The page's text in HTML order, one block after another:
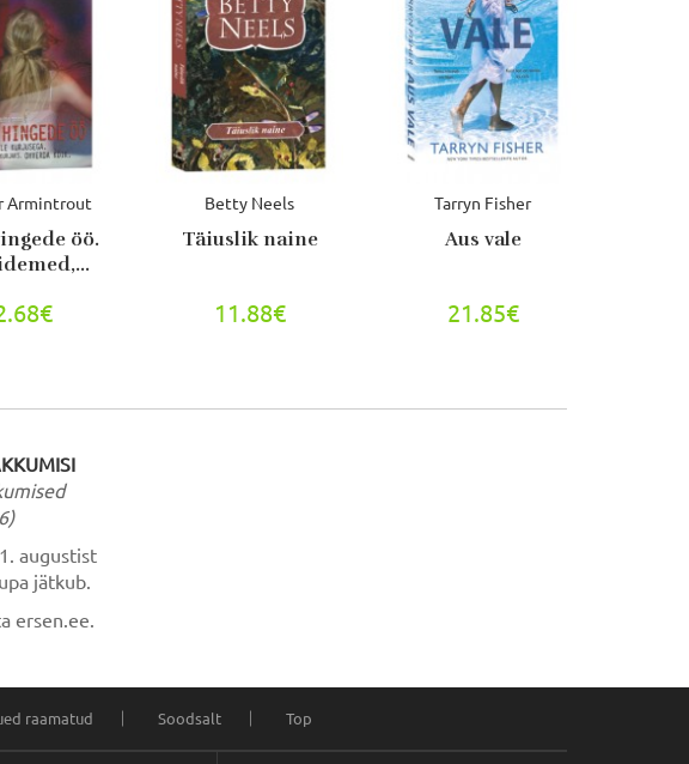
Armintrout
öö.
Betty Neels
Täiuslik naine
11.88€
Tarryn Fisher
Aus vale
21.85€
augustist
jätkub.
ersen.ee.
raamatud Soodsalt Top